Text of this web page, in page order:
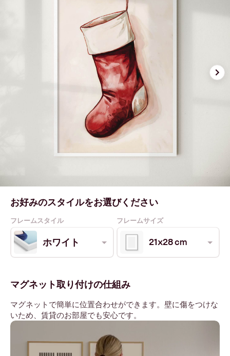
お好みのスタイルをお選びください
フレームスタイル フレームサイズ
ホワイト 21x28 cm
マグネット取り付けの仕組み
マグネットで簡単に位置合わせができます。壁に傷をつけな
いため、賃貸のお部屋でも安心です。